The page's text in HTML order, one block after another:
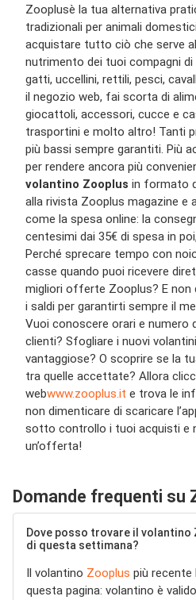
Zooplusè la tua alternativa
tradizionali per animali domestici
acquistare tutto ciò che serve
nutrimento dei tuoi compagni
gatti, uccellini, rettili, pesci,
il negozio web, fai scorta di
giocattoli, accessori, cucce e
trasportini e molto altro! Tanti
più bassi sempre garantiti. Più
per rendere ancora più
volantino Zooplus in formato
alla rivista Zooplus magazine e
come la spesa online: la
centesimi dai 35€ di spesa in
Perché sprecare tempo con
casse quando puoi ricevere
migliori offerte Zooplus? E non
i saldi per garantirti sempre il
Vuoi conoscere orari e numero
clienti? Sfogliare i nuovi
vantaggiose? O scoprire se la
tra quelle accettate? Allora
webwww.zooplus.it e trova le
non dimenticare di scaricare l’
sotto controllo i tuoi acquisti e
un’offerta!
Domande frequenti su
Dove posso trovare il volantino
di questa settimana?
Il volantino Zooplus più
questa pagina: volantino è